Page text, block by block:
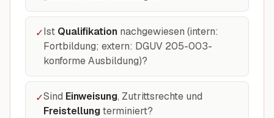
✓Ist Qualifikation nachgewiesen (intern:
Fortbildung; extern: DGUV 205-003-
konforme Ausbildung)?
✓Sind Einweisung, Zutrittsrechte und
Freistellungterminiert?